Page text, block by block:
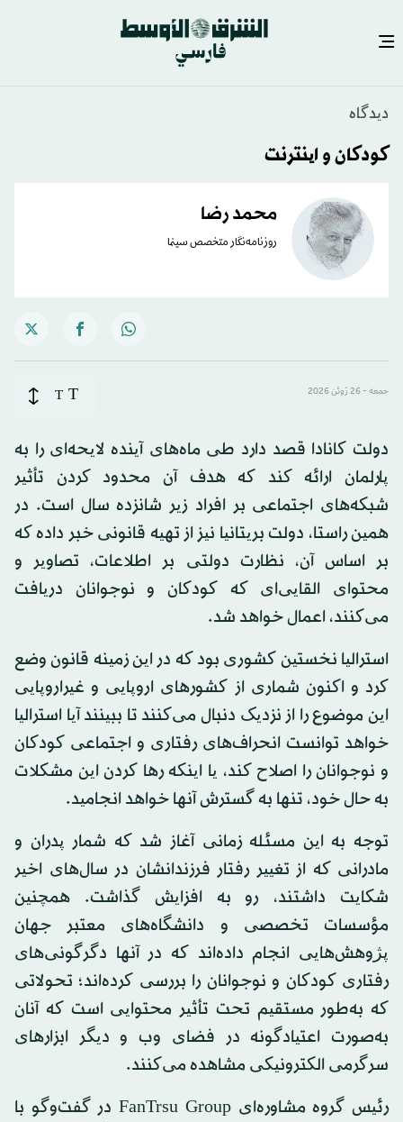
دیدگاه
کودکان و اینترنت
محمد رضا
روزنامه‌نگار متخصص سینما
جمعه - 26 ژوئن 2026 T
T
دولت کانادا قصد دارد طی ماه‌های آینده لایحه‌ای را به
پارلمان ارائه کند که هدف آن محدود کردن تأثیر
شبکه‌های اجتماعی بر افراد زیر شانزده سال است. در
همین راستا، دولت بریتانیا نیز از تهیه قانونی خبر داده که
بر اساس آن، نظارت دولتی بر اطلاعات، تصاویر و
محتوای القایی‌ای که کودکان و نوجوانان دریافت
می‌کنند، اعمال خواهد شد.
استرالیا نخستین کشوری بود که در این زمینه قانون وضع
کرد و اکنون شماری از کشورهای اروپایی و غیراروپایی
این موضوع را از نزدیک دنبال می‌کنند تا ببینند آیا استرالیا
خواهد توانست انحراف‌های رفتاری و اجتماعی کودکان
و نوجوانان را اصلاح کند، یا اینکه رها کردن این مشکلات
به حال خود، تنها به گسترش آنها خواهد انجامید.
توجه به این مسئله زمانی آغاز شد که شمار پدران و
مادرانی که از تغییر رفتار فرزندانشان در سال‌های اخیر
شکایت داشتند، رو به افزایش گذاشت. همچنین
مؤسسات تخصصی و دانشگاه‌های معتبر جهان
پژوهش‌هایی انجام داده‌اند که در آنها دگرگونی‌های
رفتاری کودکان و نوجوانان را بررسی کرده‌اند؛ تحولاتی
که به‌طور مستقیم تحت تأثیر محتوایی است که آنان
به‌صورت اعتیادگونه در فضای وب و دیگر ابزارهای
سرگرمی الکترونیکی مشاهده می‌کنند.
رئیس گروه مشاوره‌ای FanTrsu Group در گفت‌وگو با